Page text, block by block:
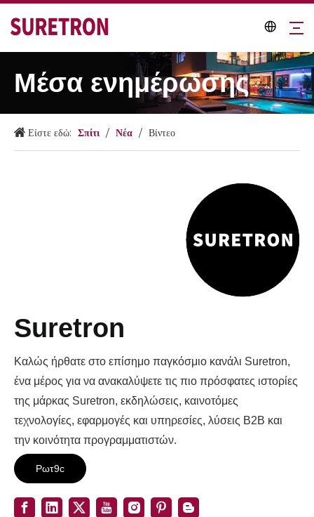
Μέσα ενημέρωσης
Είστε εδώ: Σπίτι / Νέα / Βίντεο
Suretron
Καλώς ήρθατε στο επίσημο παγκόσμιο κανάλι Suretron,
ένα μέρος για να ανακαλύψετε τις πιο πρόσφατες ιστορίες
της μάρκας Suretron, εκδηλώσεις, καινοτόμες
τεχνολογίες, εφαρμογές και υπηρεσίες, λύσεις B2B και
την κοινότητα προγραμματιστών.
Ρωτ9c